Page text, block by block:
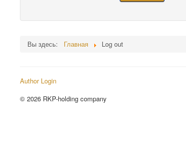
Вы здесь: Главная Log out
Author Login
© 2026 RKP-holding company